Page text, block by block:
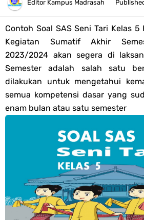
Tahun 2026
Bank Soal PAT Semester 2 Kelas 4
Pendaftaran Akun Google Workspace
Panduan GOOGLE WORKSPACE (GWS)
Bank Soal ASAT/PAT Kelas 5 SD/MI
2026
Kisi-kisi Soal US/UM Jenjang SD/MI
POS UM Jenjang MI, MTs Dan
Editor Kampus Madrasah
Contoh Soal SAS Seni Tari Kelas
Kegiatan Sumatif Akhir
2023/2024 akan segera di
Semester adalah salah satu
dilakukan untuk mengetahui
semua kompetensi dasar yang
enam bulan atau satu semester